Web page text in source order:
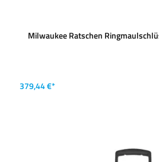
Milwaukee Ratschen
379,44 €*